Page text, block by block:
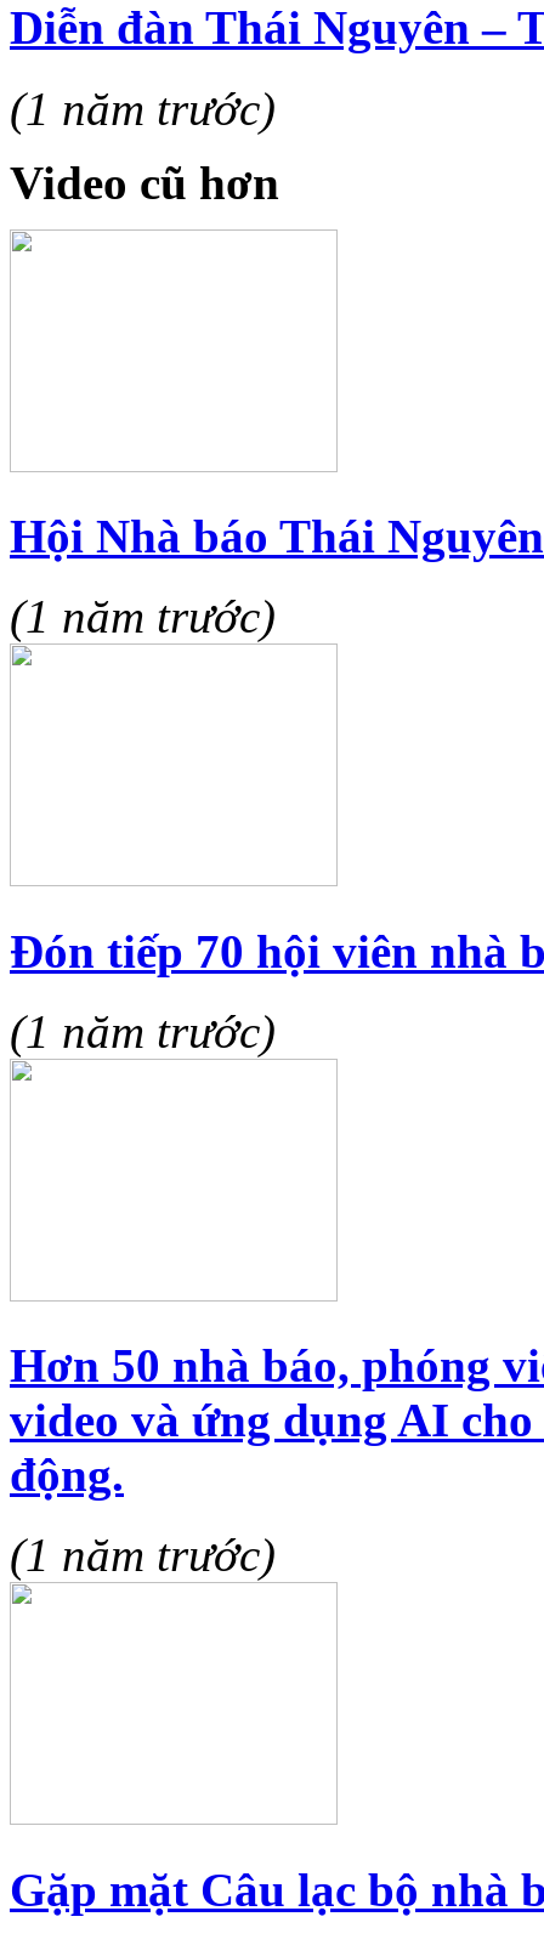
Diễn đàn Thái Nguyên –
(1 năm trước)
Video cũ hơn
Hội Nhà báo Thái
(1 năm trước)
Đón tiếp 70 hội viên nhà
(1 năm trước)
Hơn 50 nhà báo, phóng
video và ứng dụng AI
động.
(1 năm trước)
Gặp mặt Câu lạc bộ nhà